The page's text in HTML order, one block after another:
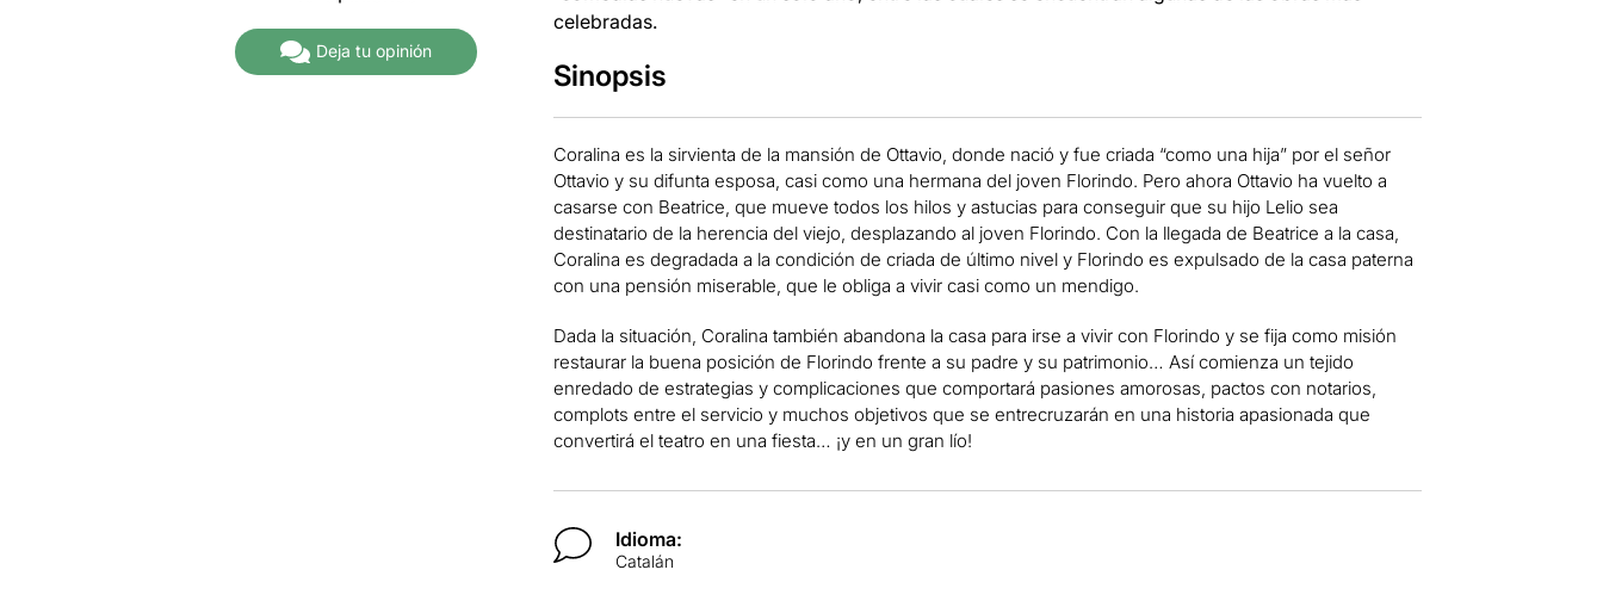
Deja tu opinión
celebradas.
Sinopsis
Coralina es la sirvienta de la mansión de Ottavio, donde nació y fue criada “como una hija” por el señor
Ottavio y su difunta esposa, casi como una hermana del joven Florindo. Pero ahora Ottavio ha vuelto a
casarse con Beatrice, que mueve todos los hilos y astucias para conseguir que su hijo Lelio sea
destinatario de la herencia del viejo, desplazando al joven Florindo. Con la llegada de Beatrice a la casa,
Coralina es degradada a la condición de criada de último nivel y Florindo es expulsado de la casa paterna
con una pensión miserable, que le obliga a vivir casi como un mendigo.
Dada la situación, Coralina también abandona la casa para irse a vivir con Florindo y se fija como misión
restaurar la buena posición de Florindo frente a su padre y su patrimonio… Así comienza un tejido
enredado de estrategias y complicaciones que comportará pasiones amorosas, pactos con notarios,
complots entre el servicio y muchos objetivos que se entrecruzarán en una historia apasionada que
convertirá el teatro en una fiesta… ¡y en un gran lío!
Idioma:
Catalán